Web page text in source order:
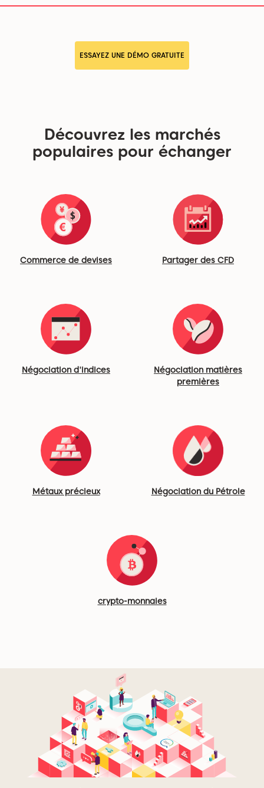
ESSAYEZ UNE DÉMO GRATUITE
Découvrez les marchés
populaires pour échanger
Commerce de devises Partager des CFD
Négociation d'indices
Négociation matières
premières
Métaux précieux Négociation du Pétrole
crypto-monnaies